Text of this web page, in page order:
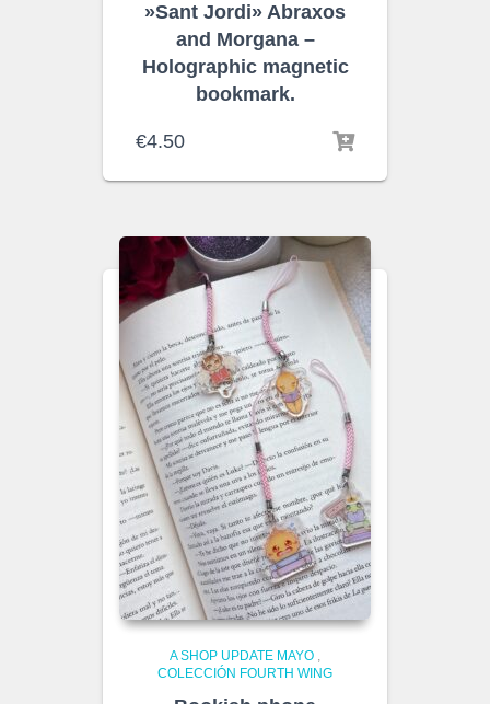
»Sant Jordi» Abraxos
and Morgana –
Holographic magnetic
bookmark.
€4.50
A SHOP UPDATE MAYO ,
COLECCIÓN FOURTH WING